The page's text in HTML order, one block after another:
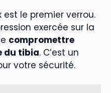
est le premier verrou.
exercée sur la
compromettre
du tibia. C’est un
votre sécurité.